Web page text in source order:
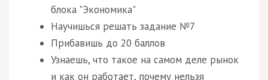
блока "Экономика"
Научишься решать задание №7
Прибавишь до 20 баллов
Узнаешь, что такое на самом деле рынок
и как он работает, почему нельзя